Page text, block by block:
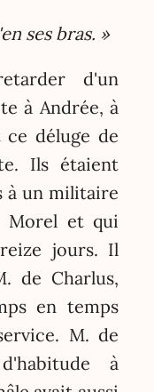
ses bras. »
d'un
à Andrée, à
ce déluge de
Ils étaient
à un militaire
Morel et qui
jours. Il
de Charlus,
en temps
M. de
à